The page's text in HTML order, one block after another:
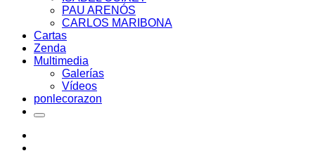
PAU ARENÓS
CARLOS MARIBONA
Cartas
Zenda
Multimedia
Galerías
Vídeos
ponlecorazon